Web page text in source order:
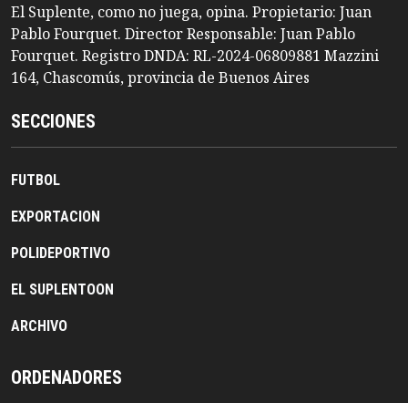
El Suplente, como no juega, opina. Propietario: Juan
Pablo Fourquet. Director Responsable: Juan Pablo
Fourquet. Registro DNDA: RL-2024-06809881 Mazzini
164, Chascomús, provincia de Buenos Aires
SECCIONES
FUTBOL
EXPORTACION
POLIDEPORTIVO
EL SUPLENTOON
ARCHIVO
ORDENADORES